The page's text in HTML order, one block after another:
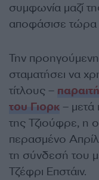
συμφωνία μαζί
αποφάσισε τώρα
Την
σταματήσει να
τίτλους –
του Γιορκ – μετά
της Τζιούφρε, η
περασμένο
τη σύνδεσή του
Τζέφρι Επστάιν.